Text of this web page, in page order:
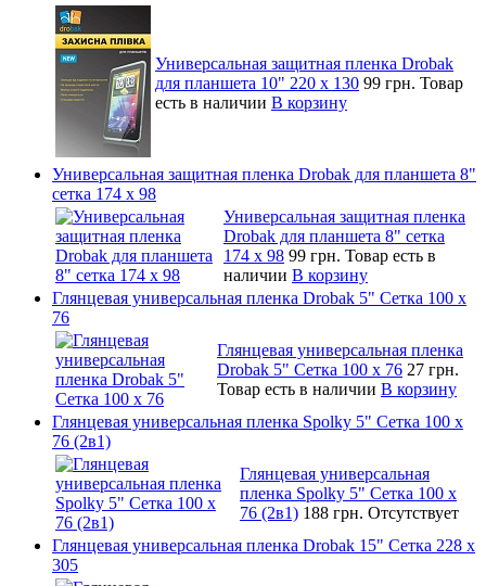
Универсальная защитная пленка Drobak
для планшета 10" 220 x 130 99 грн. Товар
есть в наличии В корзину
Универсальная защитная пленка Drobak для планшета 8"
сетка 174 x 98
Универсальная защитная пленка
Drobak для планшета 8" сетка
174 x 98 99 грн. Товар есть в
наличии В корзину
Глянцевая универсальная пленка Drobak 5" Сетка 100 x
76
Глянцевая универсальная пленка
Drobak 5" Сетка 100 x 76 27 грн.
Товар есть в наличии В корзину
Глянцевая универсальная пленка Spolky 5" Сетка 100 x
76 (2в1)
Глянцевая универсальная
пленка Spolky 5" Сетка 100 x
76 (2в1) 188 грн. Отсутствует
Глянцевая универсальная пленка Drobak 15" Сетка 228 x
305